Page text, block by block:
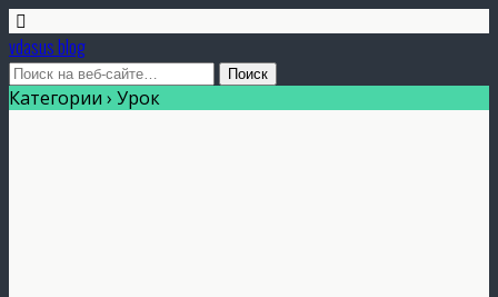
vdasus blog
Категории › Урок